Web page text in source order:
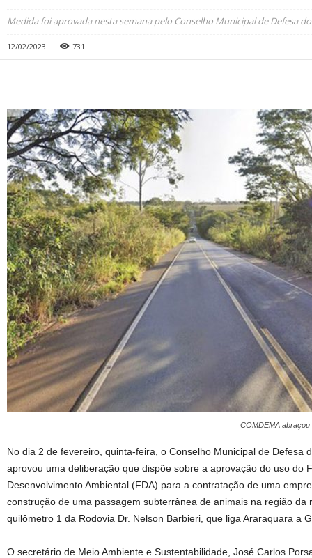
Medida foi aprovada nesta semana pelo Conselho Municipal de Defesa
12/02/2023 731
COMDEMA
No dia 2 de fevereiro, quinta-feira, o Conselho Municipal de Defesa
aprovou uma deliberação que dispõe sobre a aprovação do uso do
Desenvolvimento Ambiental (FDA) para a contratação de uma
construção de uma passagem subterrânea de animais na região da
quilômetro 1 da Rodovia Dr. Nelson Barbieri, que liga Araraquara a
O secretário de Meio Ambiente e Sustentabilidade, José Carlos